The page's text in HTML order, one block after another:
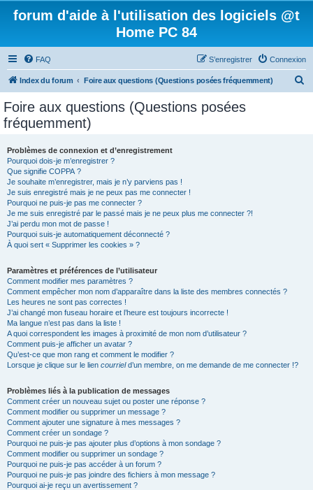
forum d'aide à l'utilisation des logiciels @t
Home PC 84
FAQ Connexion
S’enregistrer
Index du forum Foire aux questions (Questions posées fréquemment)
Foire aux questions (Questions posées
fréquemment)
Problèmes de connexion et d’enregistrement
Pourquoi dois-je m’enregistrer ?
Que signifie COPPA ?
Je souhaite m’enregistrer, mais je n’y parviens pas !
Je suis enregistré mais je ne peux pas me connecter !
Pourquoi ne puis-je pas me connecter ?
Je me suis enregistré par le passé mais je ne peux plus me connecter ?!
J’ai perdu mon mot de passe !
Pourquoi suis-je automatiquement déconnecté ?
À quoi sert « Supprimer les cookies » ?
Paramètres et préférences de l’utilisateur
Comment modifier mes paramètres ?
Comment empêcher mon nom d’apparaître dans la liste des membres connectés ?
Les heures ne sont pas correctes !
J’ai changé mon fuseau horaire et l’heure est toujours incorrecte !
Ma langue n’est pas dans la liste !
A quoi correspondent les images à proximité de mon nom d’utilisateur ?
Comment puis-je afficher un avatar ?
Qu’est-ce que mon rang et comment le modifier ?
Lorsque je clique sur le lien courrield’un membre, on me demande de me connecter !?
Problèmes liés à la publication de messages
Comment créer un nouveau sujet ou poster une réponse ?
Comment modifier ou supprimer un message ?
Comment ajouter une signature à mes messages ?
Comment créer un sondage ?
Pourquoi ne puis-je pas ajouter plus d’options à mon sondage ?
Comment modifier ou supprimer un sondage ?
Pourquoi ne puis-je pas accéder à un forum ?
Pourquoi ne puis-je pas joindre des fichiers à mon message ?
Pourquoi ai-je reçu un avertissement ?